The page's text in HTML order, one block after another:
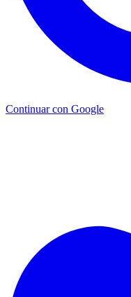
Continuar con Google